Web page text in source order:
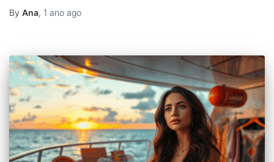
By Ana, 1 ano ago